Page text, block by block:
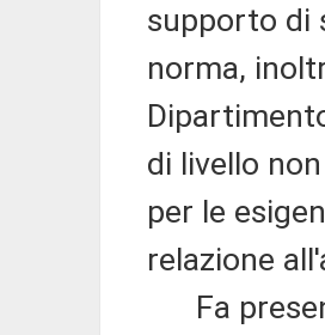
supporto di
norma,
di livello
per le
relazione
Fa